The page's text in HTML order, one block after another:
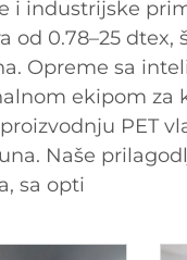
i industrijske
0.78–25 dtex,
Opreme sa
ekipom
PET
Naše
sa opti